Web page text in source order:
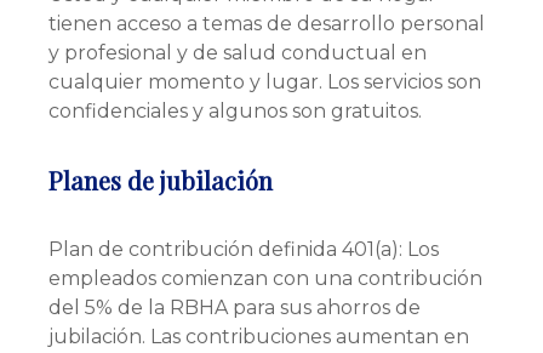
tienen acceso a temas de desarrollo personal
y profesional y de salud conductual en
cualquier momento y lugar. Los servicios son
confidenciales y algunos son gratuitos.
Planes de jubilación
Plan de contribución definida 401(a): Los
empleados comienzan con una contribución
del 5% de la RBHA para sus ahorros de
jubilación. Las contribuciones aumentan en